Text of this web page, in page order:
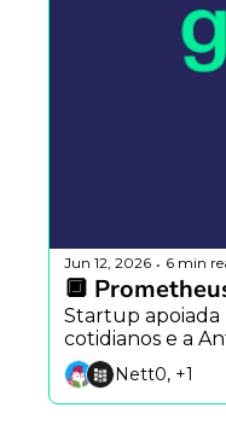
Jun 12, 2026 • 6 min
🔲
Startup apoiada
cotidianos e a
Nett0, +1